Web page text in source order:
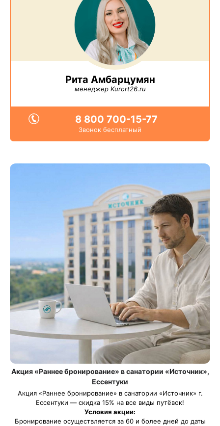
Рита Амбарцумян
менеджер Kurort26.ru
8 800 700-15-77
Звонок бесплатный
Акция «Раннее бронирование» в санатории «Источник»,
Ессентуки
Акция «Раннее бронирование» в санатории «Источник» г.
Ессентуки — скидка 15% на все виды путёвок!
Условия акции:
Бронирование осуществляется за 60 и более дней до даты